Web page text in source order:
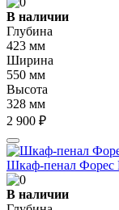
В наличии
Глубина
423 мм
Ширина
550 мм
Высота
328 мм
2 900 ₽
Шкаф-пенал Форес
В наличии